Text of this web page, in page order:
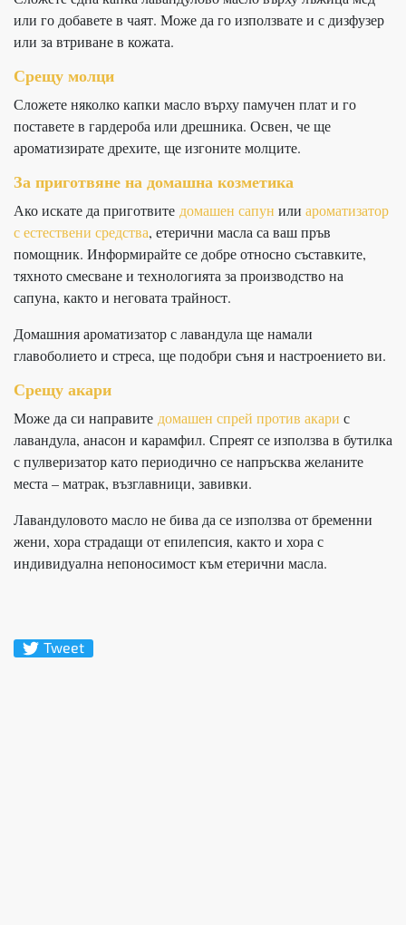
или го добавете в чаят. Може да го използвате и с дизфузер
или за втриване в кожата.
Срещу молци
Сложете няколко капки масло върху памучен плат и го
поставете в гардероба или дрешника. Освен, че ще
ароматизирате дрехите, ще изгоните молците.
За приготвяне на домашна козметика
Ако искате да приготвите домашен сапун или ароматизатор
с естествени средства, етерични масла са ваш пръв
помощник. Информирайте се добре относно съставките,
тяхното смесване и технологията за производство на
сапуна, както и неговата трайност.
Домашния ароматизатор с лавандула ще намали
главоболието и стреса, ще подобри съня и настроението ви.
Срещу акари
Може да си направите домашен спрей против акари с
лавандула, анасон и карамфил. Спреят се използва в бутилка
с пулверизатор като периодично се напръсква желаните
места – матрак, възглавници, завивки.
Лавандуловото масло не бива да се използва от бременни
жени, хора страдащи от епилепсия, както и хора с
индивидуална непоносимост към етерични масла.
Tweet